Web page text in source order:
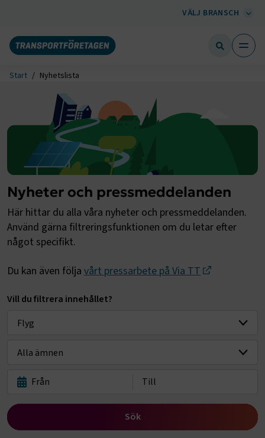
VÄLJ BRANSCH
Start Nyhetslista
Nyheter och pressmeddelanden
Här hittar du alla våra nyheter och pressmeddelanden.
Använd gärna filtreringsfunktionen om du letar efter
något specifikt.
Du kan även följa vårt pressarbete på Via TT
Vill du filtrera innehållet?
Välj bransch
Sök